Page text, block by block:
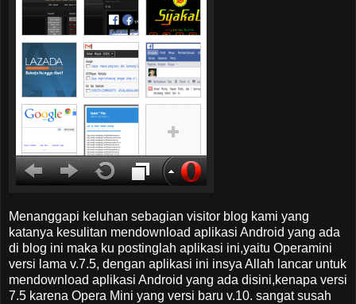
Menanggapi keluhan sebagian visitor blog kami yang
katanya kesulitan mendownload aplikasi Android yang ada
di blog ini maka ku postinglah aplikasi ini,yaitu Operamini
versi lama v.7.5, dengan aplikasi ini insya Allah lancar untuk
mendownload aplikasi Android yang ada disini,kenapa versi
7.5 karena Opera Mini yang versi baru v.10. sangat susah